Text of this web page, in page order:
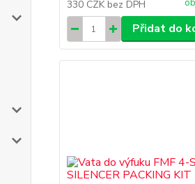
330 CZK bez DPH
Přidat do